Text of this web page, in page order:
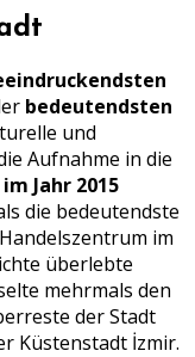
bedeutendsten
und
Aufnahme in die
Jahr 2015
die bedeutendste
im
überlebte
mehrmals den
der Stadt
Küstenstadt İzmir.